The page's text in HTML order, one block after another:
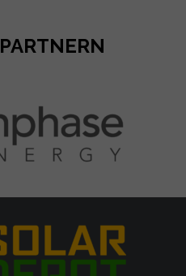
PARTNERN